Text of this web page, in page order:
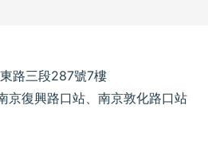
路三段287號7樓
京復興路口站、南京敦化路口站